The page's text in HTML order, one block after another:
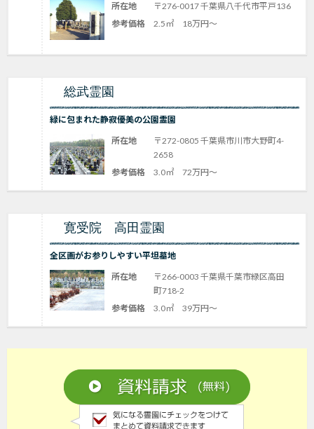
所在地
〒276-0017 千葉県八千代市平戸136
参考価格
2.5㎡ 18万円～
総武霊園
緑に包まれた静寂優美の公園霊園
所在地
〒272-0805 千葉県市川市大野町4-
2658
参考価格
3.0㎡ 72万円～
寛受院 高田霊園
全区画がお参りしやすい平坦墓地
所在地
〒266-0003 千葉県千葉市緑区高田
町718-2
参考価格
3.0㎡ 39万円～